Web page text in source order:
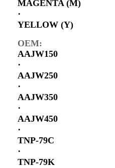
MAGENTA (M)
⋅
YELLOW (Y)
OEM:
AAJW150
⋅
AAJW250
⋅
AAJW350
⋅
AAJW450
⋅
TNP-79C
⋅
TNP-79K